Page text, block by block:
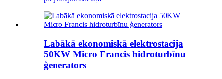
Labākā ekonomiskā elektrostacija
50KW Micro Francis hidroturbīnu
ģenerators